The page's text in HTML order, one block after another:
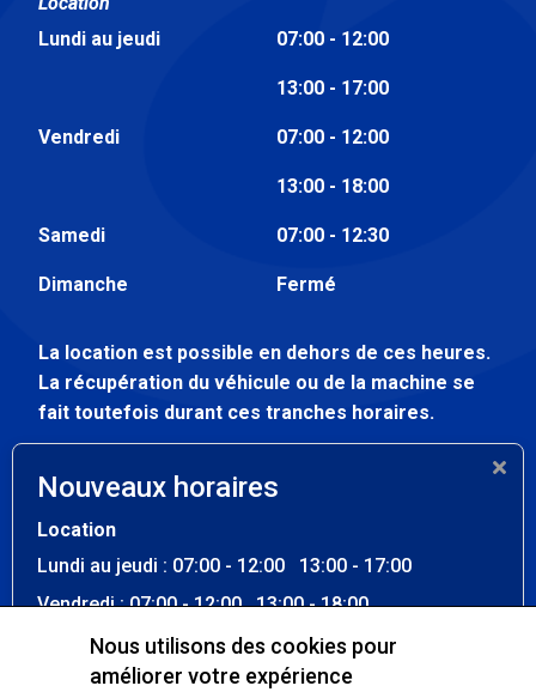
Lundi au jeudi
07:00 - 12:00
13:00 - 17:00
Vendredi 07:00 - 12:00
13:00 - 18:00
Samedi 07:00 - 12:30
Dimanche Fermé
La location est possible en dehors de ces heures.
La récupération du véhicule ou de la machine se
fait toutefois durant ces tranches horaires.
Lundi au vendredi
Samedi - dimanche Fermé
Nouveaux horaires
Location
Lundi au jeudi : 07:00 - 12:00 13:00 - 17:00
Vendredi : 07:00 - 12:00 13:00 - 18:00
Samedi : 07:00 - 12:30
Dimanche : Fermé
Nous utilisons des cookies pour
améliorer votre expérience